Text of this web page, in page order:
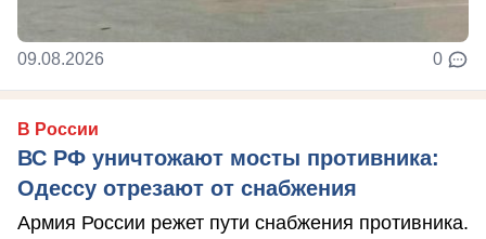
09.08.2026 0
В России
ВС РФ уничтожают мосты противника:
Одессу отрезают от снабжения
Армия России режет пути снабжения противника.